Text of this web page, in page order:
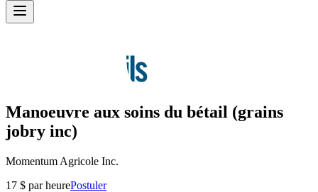
Manoeuvre aux soins du bétail (grains
jobry inc)
Momentum Agricole Inc.
17 $ par heurePostuler